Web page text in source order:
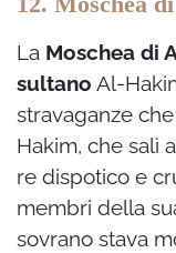
La Moschea di
sultano Al-
stravaganze
Hakim, che salì
re dispotico e
membri della
sovrano stava